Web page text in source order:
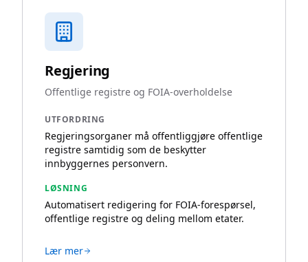
Regjering
Offentlige registre og FOIA-overholdelse
UTFORDRING
Regjeringsorganer må offentliggjøre offentlige
registre samtidig som de beskytter
innbyggernes personvern.
LØSNING
Automatisert redigering for FOIA-forespørsel,
offentlige registre og deling mellom etater.
Lær mer